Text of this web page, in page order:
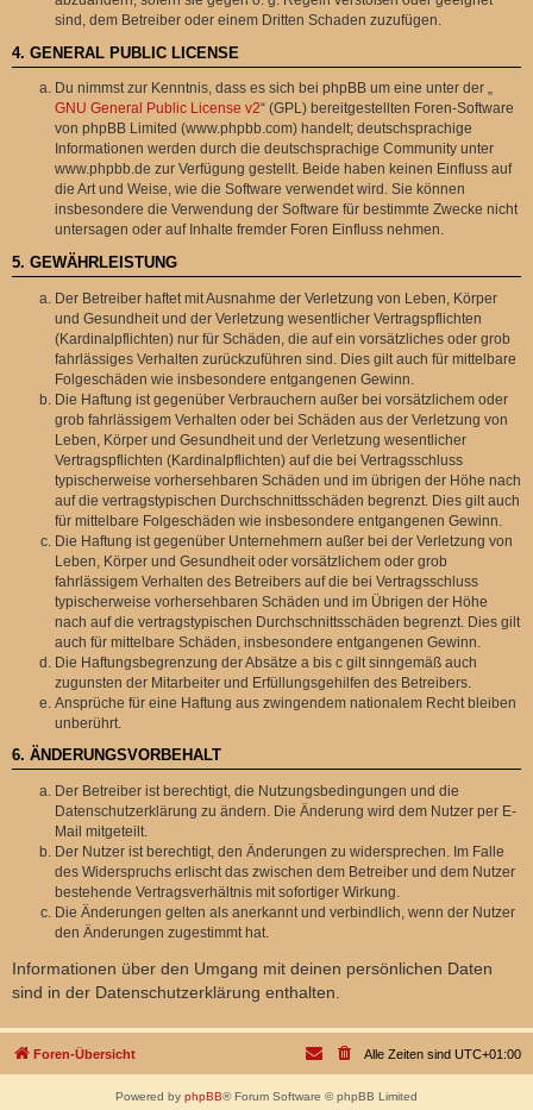
sind, dem Betreiber oder einem Dritten Schaden zuzufügen.
4. GENERAL PUBLIC LICENSE
Du nimmst zur Kenntnis, dass es sich bei phpBB um eine unter der „
GNU General Public License v2“ (GPL) bereitgestellten Foren-Software
von phpBB Limited (www.phpbb.com) handelt; deutschsprachige
Informationen werden durch die deutschsprachige Community unter
www.phpbb.de zur Verfügung gestellt. Beide haben keinen Einfluss auf
die Art und Weise, wie die Software verwendet wird. Sie können
insbesondere die Verwendung der Software für bestimmte Zwecke nicht
untersagen oder auf Inhalte fremder Foren Einfluss nehmen.
5. GEWÄHRLEISTUNG
Der Betreiber haftet mit Ausnahme der Verletzung von Leben, Körper
und Gesundheit und der Verletzung wesentlicher Vertragspflichten
(Kardinalpflichten) nur für Schäden, die auf ein vorsätzliches oder grob
fahrlässiges Verhalten zurückzuführen sind. Dies gilt auch für mittelbare
Folgeschäden wie insbesondere entgangenen Gewinn.
Die Haftung ist gegenüber Verbrauchern außer bei vorsätzlichem oder
grob fahrlässigem Verhalten oder bei Schäden aus der Verletzung von
Leben, Körper und Gesundheit und der Verletzung wesentlicher
Vertragspflichten (Kardinalpflichten) auf die bei Vertragsschluss
typischerweise vorhersehbaren Schäden und im übrigen der Höhe nach
auf die vertragstypischen Durchschnittsschäden begrenzt. Dies gilt auch
für mittelbare Folgeschäden wie insbesondere entgangenen Gewinn.
Die Haftung ist gegenüber Unternehmern außer bei der Verletzung von
Leben, Körper und Gesundheit oder vorsätzlichem oder grob
fahrlässigem Verhalten des Betreibers auf die bei Vertragsschluss
typischerweise vorhersehbaren Schäden und im Übrigen der Höhe
nach auf die vertragstypischen Durchschnittsschäden begrenzt. Dies gilt
auch für mittelbare Schäden, insbesondere entgangenen Gewinn.
Die Haftungsbegrenzung der Absätze a bis c gilt sinngemäß auch
zugunsten der Mitarbeiter und Erfüllungsgehilfen des Betreibers.
Ansprüche für eine Haftung aus zwingendem nationalem Recht bleiben
unberührt.
6. ÄNDERUNGSVORBEHALT
Der Betreiber ist berechtigt, die Nutzungsbedingungen und die
Datenschutzerklärung zu ändern. Die Änderung wird dem Nutzer per E-
Mail mitgeteilt.
Der Nutzer ist berechtigt, den Änderungen zu widersprechen. Im Falle
des Widerspruchs erlischt das zwischen dem Betreiber und dem Nutzer
bestehende Vertragsverhältnis mit sofortiger Wirkung.
Die Änderungen gelten als anerkannt und verbindlich, wenn der Nutzer
den Änderungen zugestimmt hat.
Informationen über den Umgang mit deinen persönlichen Daten
sind in der Datenschutzerklärung enthalten.
Foren-Übersicht Alle Zeiten sind UTC+01:00
Powered by phpBB® Forum Software © phpBB Limited